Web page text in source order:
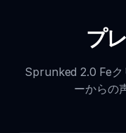
プ
Sprunked 2.0 Feク
ーからの